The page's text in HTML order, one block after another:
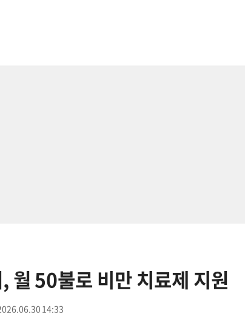
월 50불로 비만 치료제 지원
14:33